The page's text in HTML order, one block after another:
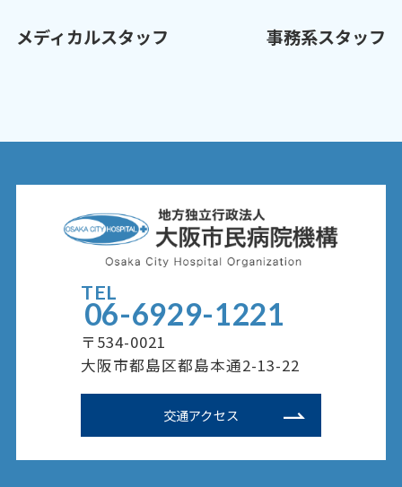
メディカルスタッフ 事務系スタッフ
TEL
06-6929-1221
〒534-0021
大阪市都島区都島本通2-13-22
交通アクセス